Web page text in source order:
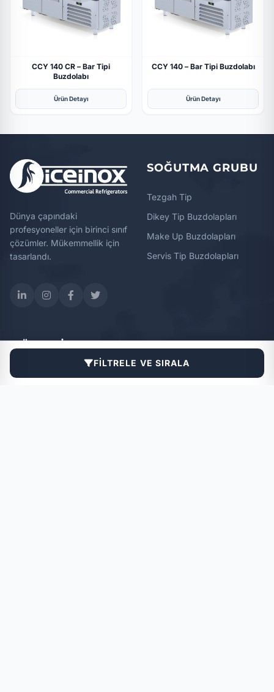
FILTRELE VE SIRALA
CCY 140 CR – Bar Tipi
Buzdolabı
Ürün Detayı
CCY 140 – Bar Tipi Buzdolabı
Ürün Detayı
Dünya çapındaki
profesyoneller için birinci sınıf
çözümler. Mükemmellik için
tasarlandı.
SOĞUTMA GRUBU
Tezgah Tip
Dikey Tip Buzdolapları
Make Up Buzdolapları
Servis Tip Buzdolapları
MÜŞTERI
HIZMETLERI
KURUMSAL